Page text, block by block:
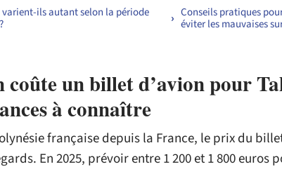
ils autant selon la période
Conseils pratiques
éviter les mauvaises
coûte un billet d’avion pour
à connaître
française depuis la France, le prix du
En 2025, prévoir entre 1 200 et 1 800 euros